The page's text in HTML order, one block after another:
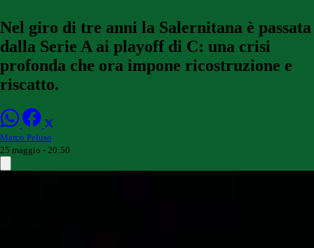
Nel giro di tre anni la Salernitana è passata
dalla Serie A ai playoff di C: una crisi
profonda che ora impone ricostruzione e
riscatto.
Marco Peluso
25 maggio - 20:50